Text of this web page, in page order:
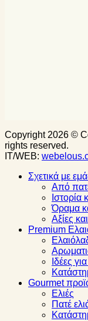
Copyright 2026 ©
rights reserved.
IT/WEB:
Σχετικά με
Από
Ιστορία
Όραμα
Αξίες
Premium
Ιδέες
Gourmet
Ελιές
Πατέ